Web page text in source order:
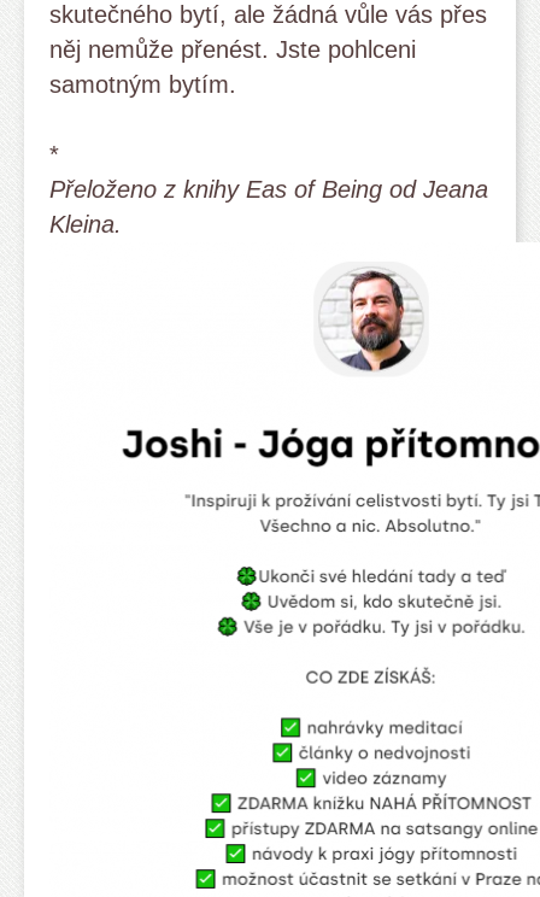
skutečného bytí, ale žádná vůle vás přes
něj nemůže přenést. Jste pohlceni
samotným bytím.
*
Přeloženo z knihy Eas of Being od Jeana
Kleina.